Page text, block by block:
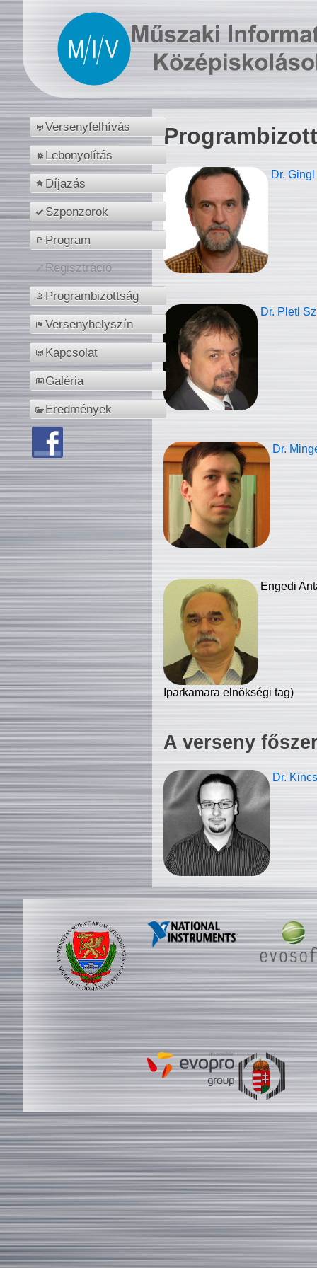
Versenyfelhívás
Lebonyolítás
Díjazás
Szponzorok
Program
Regisztráció
Programbizottság
Versenyhelyszín
Kapcsolat
Galéria
Eredmények
Dr.
Dr. Pletl
Dr.
Engedi
Iparkamara elnökségi tag)
A verseny
Dr.